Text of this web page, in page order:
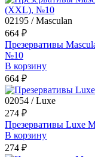
02195 / Masculan
664 ₽
Презервативы
№10
В корзину
664 ₽
02054 / Luxe
274 ₽
Презервативы Luxe
В корзину
274 ₽